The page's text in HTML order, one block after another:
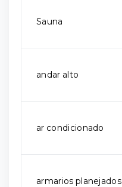
Sauna
andar alto
ar condicionado
armarios planejados